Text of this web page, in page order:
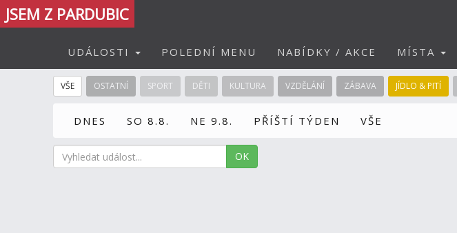
JSEM Z PARDUBIC
UDÁLOSTI POLEDNÍ MENU NABÍDKY / AKCE MÍSTA
VŠE OSTATNÍ SPORT DĚTI KULTURA VZDĚLÁNÍ ZÁBAVA JÍDLO & PITÍ
DNES SO 8.8. NE 9.8. PŘÍŠTÍ TÝDEN VŠE
OK